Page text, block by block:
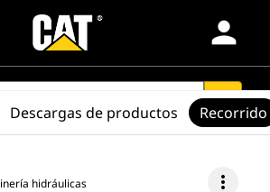
person
search
hidráulicas more_vert
Descargas de productos Recorrido